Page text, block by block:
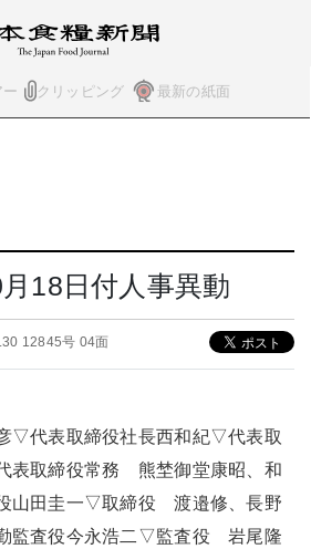
クリッピング 最新の紙面
18日付人事異動
12845号 04面
▽代表取締役社長西和紀▽代表取
表取締役常務 熊埜御堂康昭、和
山田圭一▽取締役 渡邉修、長野
監査役今永浩二▽監査役 岩尾隆